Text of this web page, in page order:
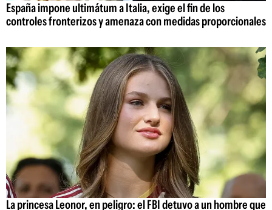
España impone ultimátum a Italia, exige el fin de los
controles fronterizos y amenaza con medidas proporcionales
La princesa Leonor, en peligro: el FBI detuvo a un hombre que